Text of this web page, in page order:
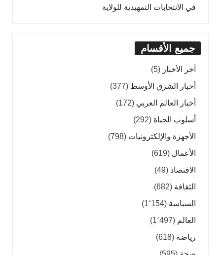
في الانتخابات التمهيدية للولاية
جميع الأقسام
آخر الأخبار (5)
أخبار الشرق الأوسط (377)
أخبار العالم العربي (172)
أسلوب الحياة (292)
الأجهزة والإلكترونيات (798)
الأعمال (619)
الاقتصاد (49)
الثقافة (682)
السياسة (1٬154)
العالم (1٬497)
رياضة (618)